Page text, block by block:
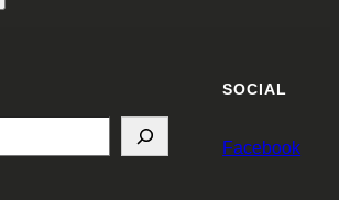
SOCIAL
Facebook